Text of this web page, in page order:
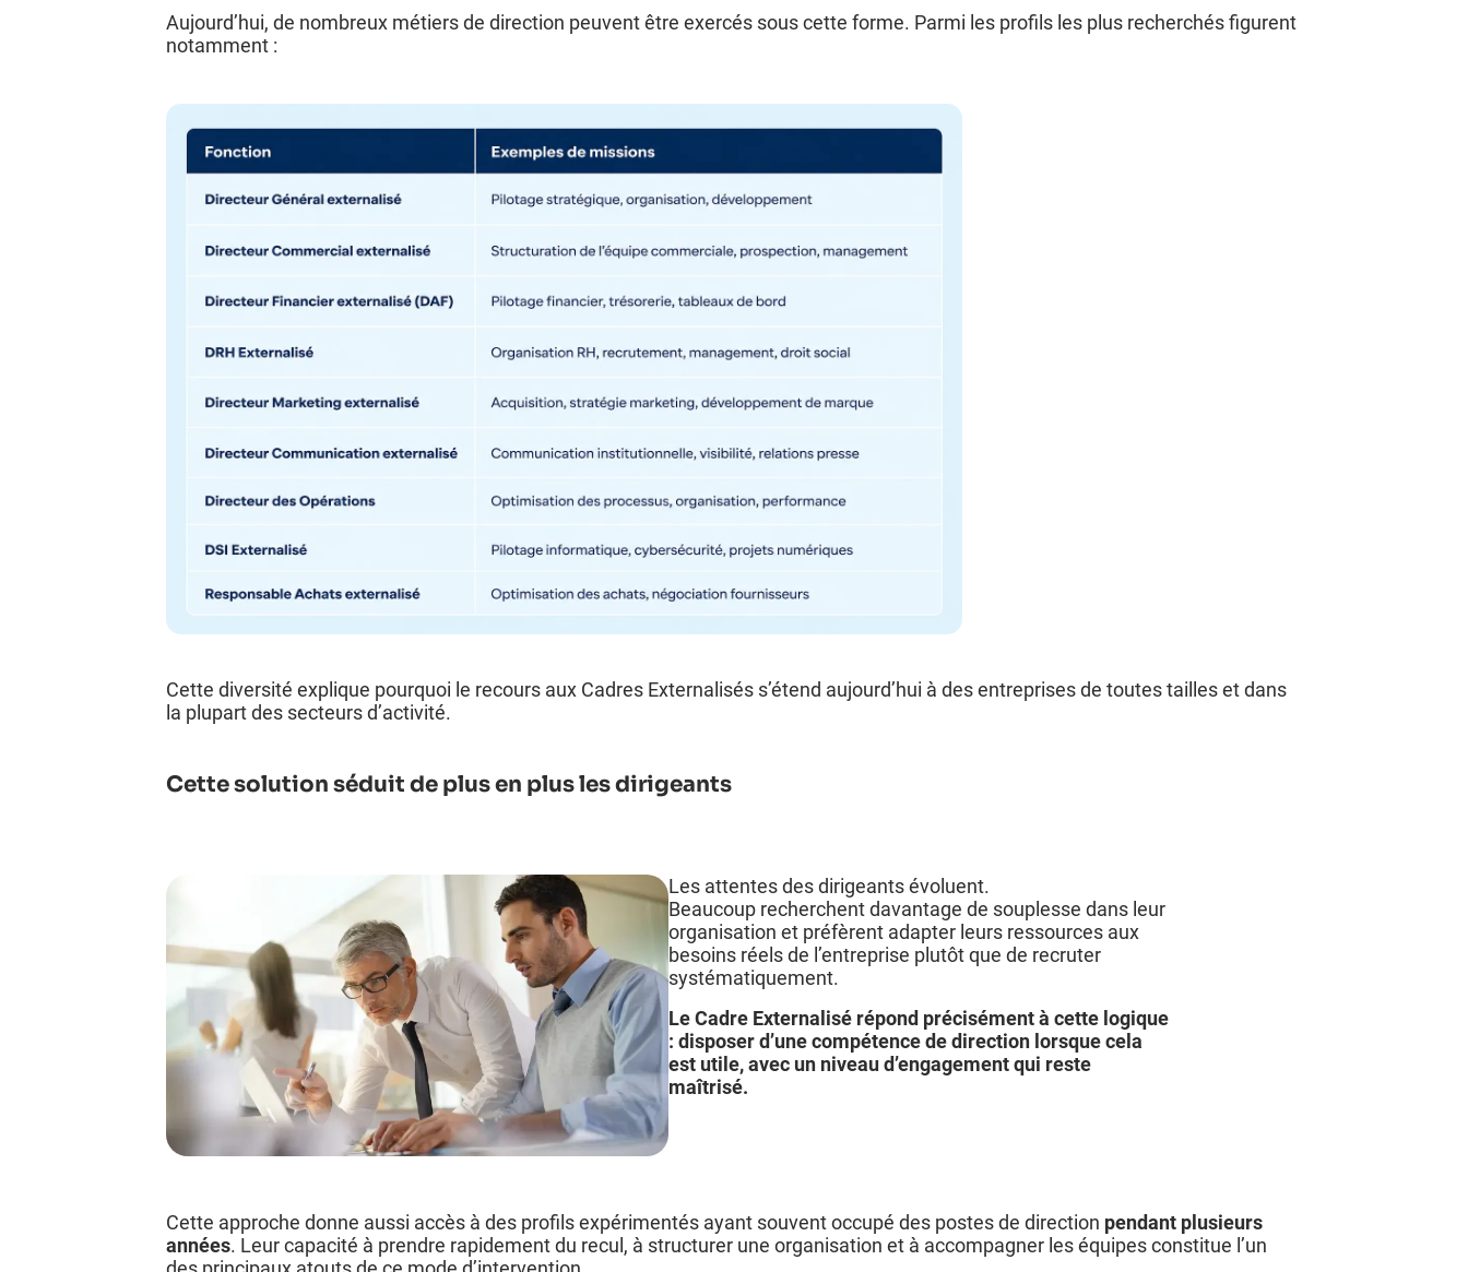
Aujourd’hui, de nombreux métiers de direction peuvent être exercés sous cette forme. Parmi les profils les plus recherchés figurent
notamment :
Cette diversité explique pourquoi le recours aux Cadres Externalisés s’étend aujourd’hui à des entreprises de toutes tailles et dans
la plupart des secteurs d’activité.
Cette solution séduit de plus en plus les dirigeants
Les attentes des dirigeants évoluent.
Beaucoup recherchent davantage de souplesse dans leur
organisation et préfèrent adapter leurs ressources aux
besoins réels de l’entreprise plutôt que de recruter
systématiquement.
Le Cadre Externalisé répond précisément à cette logique
: disposer d’une compétence de direction lorsque cela
est utile, avec un niveau d’engagement qui reste
maîtrisé.
Cette approche donne aussi accès à des profils expérimentés ayant souvent occupé des postes de direction pendant plusieurs
années. Leur capacité à prendre rapidement du recul, à structurer une organisation et à accompagner les équipes constitue l’un